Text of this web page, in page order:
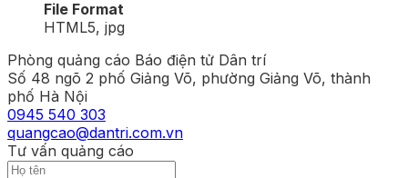
File Format
HTML5, jpg
Phòng quảng cáo Báo điện tử Dân trí
Số 48 ngõ 2 phố Giảng Võ, phường Giảng Võ, thành
phố Hà Nội
0945 540 303
quangcao@dantri.com.vn
Tư vấn quảng cáo